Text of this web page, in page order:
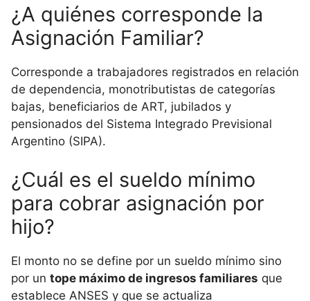
¿A quiénes corresponde la
Asignación Familiar?
Corresponde a trabajadores registrados en relación
de dependencia, monotributistas de categorías
bajas, beneficiarios de ART, jubilados y
pensionados del Sistema Integrado Previsional
Argentino (SIPA).
¿Cuál es el sueldo mínimo
para cobrar asignación por
hijo?
El monto no se define por un sueldo mínimo sino
por un tope máximo de ingresos familiares que
establece ANSES y que se actualiza